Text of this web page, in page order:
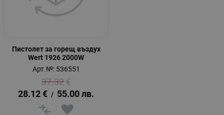
Пистолет за горещ въздух
Wert 1926 2000W
Арт.№: 536551
37.32 €
28.12 € / 55.00 лв.